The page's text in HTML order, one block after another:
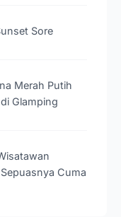
Sore
Merah Putih
Glamping
Cuma